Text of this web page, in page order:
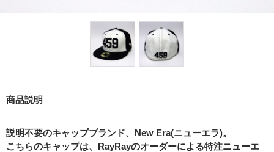
商品説明
説明不要のキャップブランド、New Era(ニューエラ)。
こちらのキャップは、RayRayのオーダーによる特注ニューエ